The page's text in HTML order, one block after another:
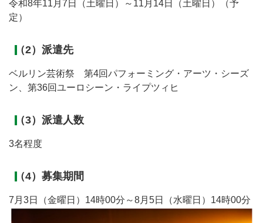
令和8年11月7日（土曜日）～11月14日（土曜日）（予
定）
（2）派遣先
ベルリン芸術祭 第4回パフォーミング・アーツ・シーズ
ン、第36回ユーロシーン・ライプツィヒ
（3）派遣人数
3名程度
（4）募集期間
7月3日（金曜日）14時00分～8月5日（水曜日）14時00分